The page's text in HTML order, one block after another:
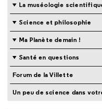
La muséologie
Science et philosophie
Ma Planète demain !
Santé en questions
Forum de la Villette
Un peu de science dans